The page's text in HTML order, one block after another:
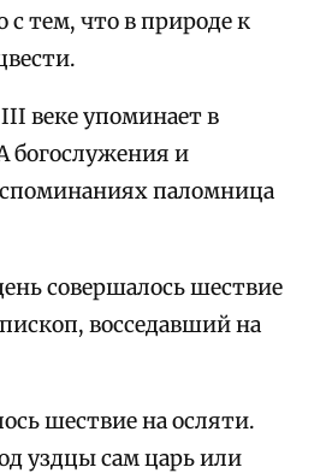
с тем, что в природе к
веке упоминает в
богослужения и
паломница
совершалось шествие
восседавший на
шествие на осляти.
уздцы сам царь или